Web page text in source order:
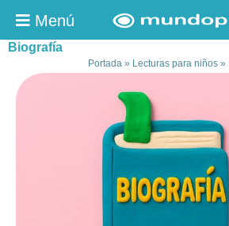
Menú
Biografía
Portada » Lecturas para niños »